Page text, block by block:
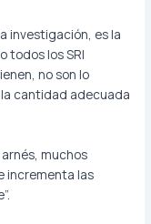
investigación, es la
todos los SRI
no son lo
cantidad adecuada
muchos
incrementa las